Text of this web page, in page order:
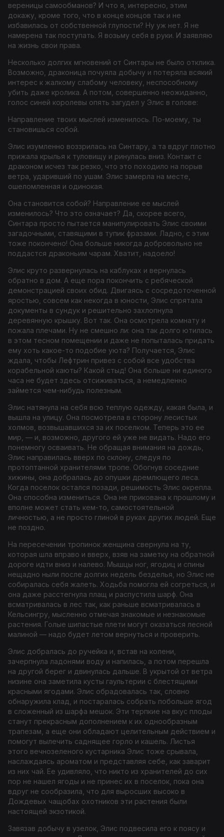
вереницы самообманов? И что я, интересно, этим
докажу, кроме того, что в конце концов так и не
избавилась от собственной глупости? Ну уж нет. Я не
намерена так поступать. Я возьму себя в руки. И заявляю
на жизнь свои права.
Несколько долгих мгновений от Синтары не было отклика.
Возможно, драконица почуяла добычу и потеряла всякий
интерес к жалкому слабому человеку, неспособному
убить даже кролика. А потом, совершенно неожиданно,
голос синей королевы опять загудел у Элис в голове:
Направление твоих мыслей изменилось. По-моему, ты
становишься собой.
Элис изумленно воззрилась на Синтару, а та вдруг плотно
прижала крылья к туловищу и ринулась вниз. Контакт с
драконом исчез так резко, что это походило на порыв
ветра, ударивший по ушам. Элис замерла на месте,
ошеломленная и одинокая.
Она становится собой? Направление ее мыслей
изменилось? Что это означает? Да, скорее всего,
Синтара просто пытается манипулировать Элис своими
загадочными, ставящими в тупик фразами. Ладно, с этим
тоже покончено! Она больше никогда добровольно не
поддастся драконьим чарам. Хватит, надоело!
Элис круто развернулась на каблуках и вернулась
обратно в дом. А еще пора покончить с ребяческой
демонстрацией своих обид. Двигаясь с сосредоточенной
яростью, совсем как некогда в юности, Элис спрятала
документы в сундук и решительно захлопнула
деревянную крышку. Вот так. Она осмотрела комнату и
пожала плечами. Ну не смешно ли: она так долго ютилась
в этом тесном помещении и даже не попыталась придать
ему хоть какое-то подобие уюта? Получается, Элис
ждала, чтобы Лефтрин привез с собой все удобства
корабельной каюты? Какой стыд! Она больше ни единого
часа не будет здесь отсиживаться, а немедленно
займется чем-нибудь полезным.
Элис натянула на себя всю теплую одежду, какая была, и
вышла на улицу. Она посмотрела в сторону лесистых
холмов, возвышавшихся за их поселком. Теперь это ее
мир, — и, возможно, другого ей уже не видать. Надо его
понемногу осваивать. Не обращая внимания на дождь,
Элис направилась вверх по склону, следуя по
протоптанной хранителями тропе. Обогнув соседние
хижины, она добралась до опушки дремлющего леса.
Когда поселок остался позади, решимость Элис окрепла.
Она способна измениться. Она не прикована к прошлому и
вполне может стать кем-то, самостоятельной
личностью, а не просто глиной в руках других людей. Еще
не поздно.
На пересечении тропинок женщина свернула на ту,
которая шла вправо и вверх, взяв на заметку на обратной
дороге идти вниз и налево. Мышцы ног, ягодиц и спины
нещадно ныли после долгих недель безделья, но Элис не
собиралась себя жалеть. Ходьба помогла ей согреться, и
она даже расстегнула плащ и распустила шарф. Она
всматривалась в лес так, как раньше всматривалась в
Кельсингру, мысленно отмечая знакомые и незнакомые
растения. Голые шипастые плети могут оказаться лесной
малиной — надо будет летом вернуться и проверить.
Элис добралась до ручейка и, встав на колени,
зачерпнула ладонями воду и напилась, а потом перешла
на другой берег и двинулась дальше. В укрытой от ветра
низине она заметила кусты гаультерии с блестящими
красными ягодами. Элис обрадовалась так, словно
обнаружила клад, и постаралась собрать побольше ягод
в сложенный из шарфа мешок. Эти терпкие на вкус плоды
станут прекрасным дополнением к их однообразным
трапезам, а еще они обладают целительным действием и
помогут вылечить саднящее горло и кашель. Листья
этого вечнозеленого кустарника Элис тоже срывала,
наслаждаясь ароматом и представляя себе, как заварит
из них чай. Ее удивляло, что никто из хранителей до сих
пор не нашел ягоды и не принес их в поселок, пока она
вдруг не сообразила, что для выросших высоко в
Дождевых чащобах охотников эти растения были
настоящей экзотикой.
Завязав добычу в узелок, Элис подвесила его к поясу и